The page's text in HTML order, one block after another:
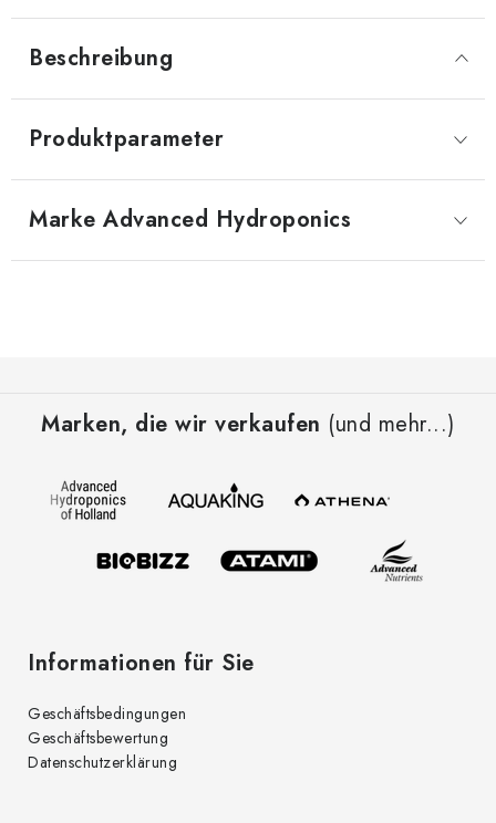
Beschreibung
Produktparameter
Marke Advanced Hydroponics
Marken, die wir verkaufen (und mehr...)
Informationen für Sie
Geschäftsbedingungen
Geschäftsbewertung
Datenschutzerklärung